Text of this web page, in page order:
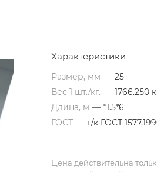
Характеристики
Размер, мм — 25
Вес 1 шт./кг. — 1766.250
Длина, м — *1.5*6
ГОСТ — г/к ГОСТ
Цена действительна